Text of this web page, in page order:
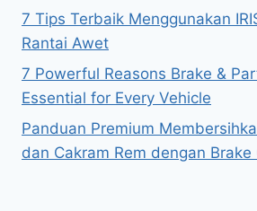
7 Tips Terbaik Menggunakan
Rantai Awet
7 Powerful Reasons Brake &
Essential for Every Vehicle
Panduan Premium
dan Cakram Rem dengan